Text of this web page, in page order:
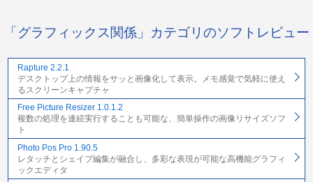
「グラフィックス関係」カテゴリのソフトレビュー
Rapture 2.2.1
デスクトップ上の情報をサッと画像化して表示。メモ感覚で気軽に使え
るスクリーンキャプチャ
Free Picture Resizer 1.0.1.2
複数の処理を連続実行することも可能な、簡単操作の画像リサイズソフ
ト
Photo Pos Pro 1.90.5
レタッチとシェイプ編集が融合し、多彩な表現が可能な高機能グラフィ
ックエディタ